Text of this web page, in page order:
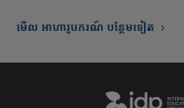
មើល អាហារូបករណ៍ បន្ថែមទៀត